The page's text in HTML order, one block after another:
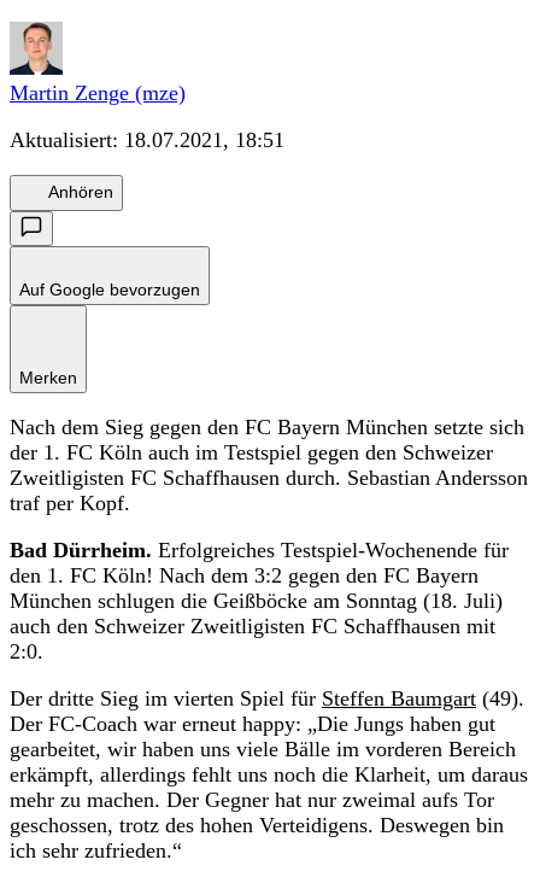
Martin Zenge (mze)
Aktualisiert: 18.07.2021, 18:51
Anhören
Auf Google bevorzugen
Merken
Nach dem Sieg gegen den FC Bayern München setzte sich
der 1. FC Köln auch im Testspiel gegen den Schweizer
Zweitligisten FC Schaffhausen durch. Sebastian Andersson
traf per Kopf.
Bad Dürrheim. Erfolgreiches Testspiel-Wochenende für
den 1. FC Köln! Nach dem 3:2 gegen den FC Bayern
München schlugen die Geißböcke am Sonntag (18. Juli)
auch den Schweizer Zweitligisten FC Schaffhausen mit
2:0.
Der dritte Sieg im vierten Spiel für Steffen Baumgart (49).
Der FC-Coach war erneut happy: „Die Jungs haben gut
gearbeitet, wir haben uns viele Bälle im vorderen Bereich
erkämpft, allerdings fehlt uns noch die Klarheit, um daraus
mehr zu machen. Der Gegner hat nur zweimal aufs Tor
geschossen, trotz des hohen Verteidigens. Deswegen bin
ich sehr zufrieden.“